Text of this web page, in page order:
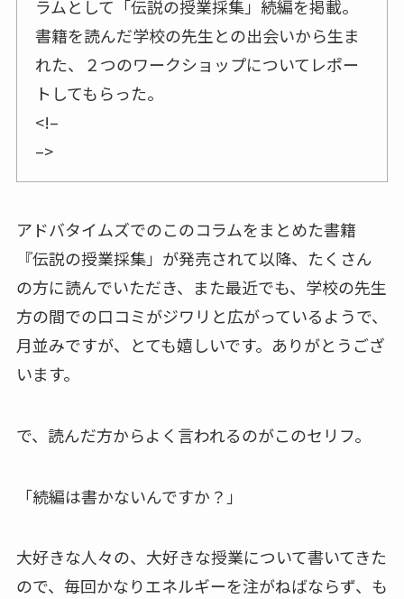
ラムとして「伝説の授業採集」続編を掲載。
書籍を読んだ学校の先生との出会いから生ま
れた、２つのワークショップについてレポー
トしてもらった。
<!–
–>
アドバタイムズでのこのコラムをまとめた書籍
『伝説の授業採集」が発売されて以降、たくさん
の方に読んでいただき、また最近でも、学校の先生
方の間での口コミがジワリと広がっているようで、
月並みですが、とても嬉しいです。ありがとうござ
います。
で、読んだ方からよく言われるのがこのセリフ。
「続編は書かないんですか？」
大好きな人々の、大好きな授業について書いてきた
ので、毎回かなりエネルギーを注がねばならず、も